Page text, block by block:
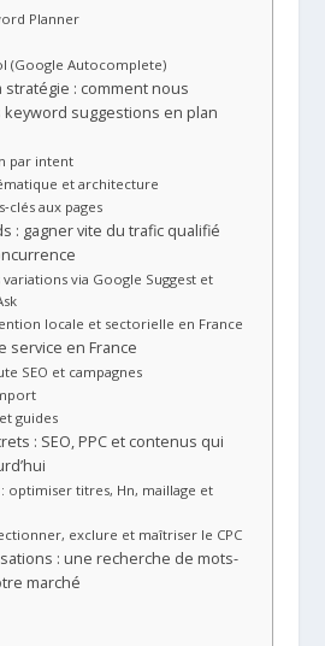
Planner
(Google Autocomplete)
stratégie : comment nous
suggestions en plan
par intent
et architecture
aux pages
: gagner vite du trafic qualifié
via Google Suggest et
locale et sectorielle en France
service en France
SEO et campagnes
guides
: SEO, PPC et contenus qui
: optimiser titres, Hn, maillage et
exclure et maîtriser le CPC
: une recherche de mots-
marché